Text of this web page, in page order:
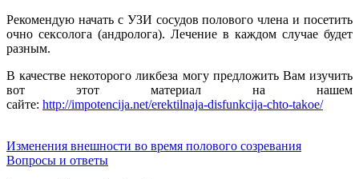
Рекомендую начать с УЗИ сосудов полового члена и посетить
очно сексолога (андролога). Лечение в каждом случае будет
разным.
В качестве некоторого ликбеза могу предложить Вам изучить
вот этот материал на нашем
сайте: http://impotencija.net/erektilnaja-disfunkcija-chto-takoe/
Изменения внешности во время полового созревания
Вопросы и ответы